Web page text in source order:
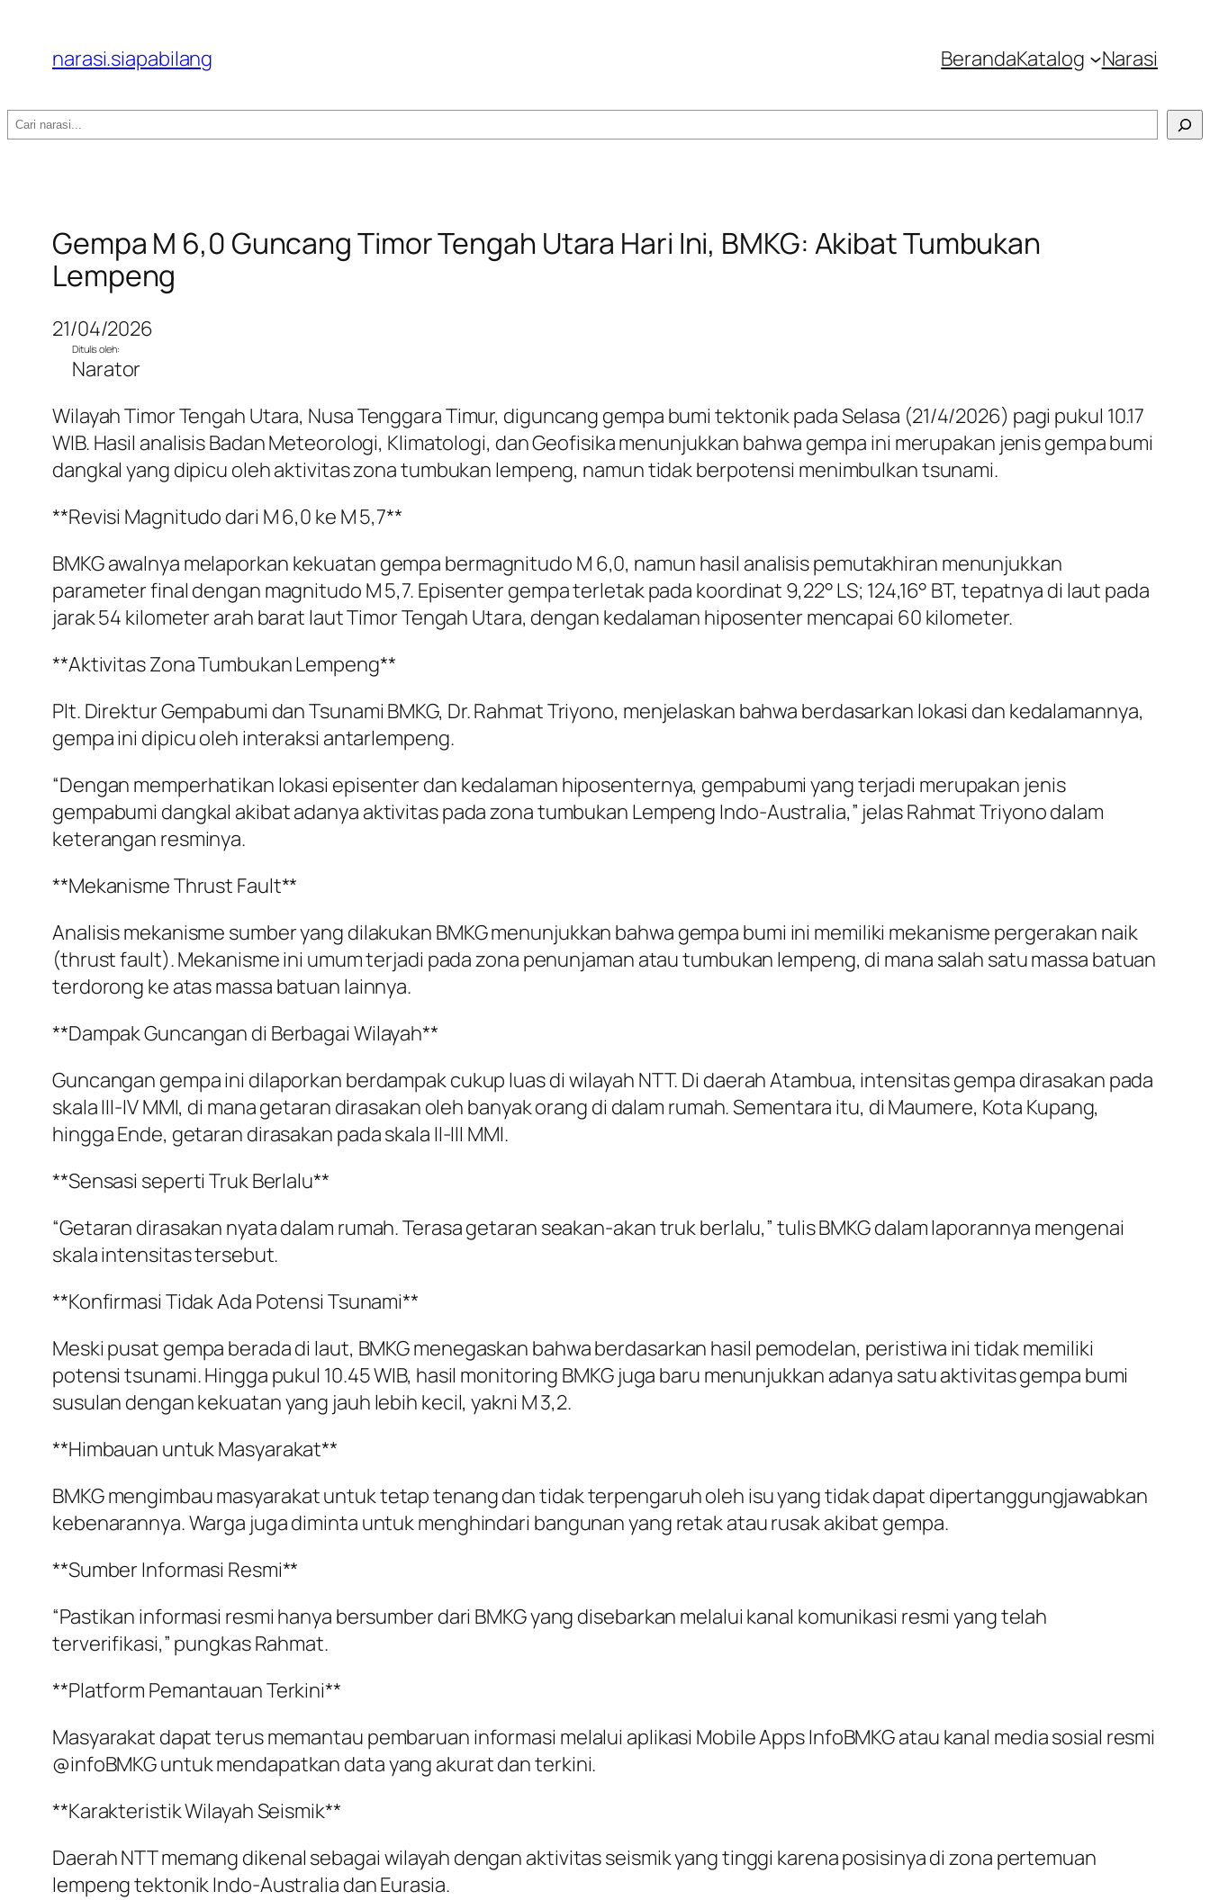
narasi.siapabilang BerandaKatalog Narasi
Search
Gempa M 6,0 Guncang Timor Tengah Utara Hari Ini, BMKG: Akibat Tumbukan
Lempeng
21/04/2026
Ditulis oleh:
Narator
Wilayah Timor Tengah Utara, Nusa Tenggara Timur, diguncang gempa bumi tektonik pada Selasa (21/4/2026) pagi pukul 10.17
WIB. Hasil analisis Badan Meteorologi, Klimatologi, dan Geofisika menunjukkan bahwa gempa ini merupakan jenis gempa bumi
dangkal yang dipicu oleh aktivitas zona tumbukan lempeng, namun tidak berpotensi menimbulkan tsunami.
**Revisi Magnitudo dari M 6,0 ke M 5,7**
BMKG awalnya melaporkan kekuatan gempa bermagnitudo M 6,0, namun hasil analisis pemutakhiran menunjukkan
parameter final dengan magnitudo M 5,7. Episenter gempa terletak pada koordinat 9,22° LS; 124,16° BT, tepatnya di laut pada
jarak 54 kilometer arah barat laut Timor Tengah Utara, dengan kedalaman hiposenter mencapai 60 kilometer.
**Aktivitas Zona Tumbukan Lempeng**
Plt. Direktur Gempabumi dan Tsunami BMKG, Dr. Rahmat Triyono, menjelaskan bahwa berdasarkan lokasi dan kedalamannya,
gempa ini dipicu oleh interaksi antarlempeng.
“Dengan memperhatikan lokasi episenter dan kedalaman hiposenternya, gempabumi yang terjadi merupakan jenis
gempabumi dangkal akibat adanya aktivitas pada zona tumbukan Lempeng Indo-Australia,” jelas Rahmat Triyono dalam
keterangan resminya.
**Mekanisme Thrust Fault**
Analisis mekanisme sumber yang dilakukan BMKG menunjukkan bahwa gempa bumi ini memiliki mekanisme pergerakan naik
(thrust fault). Mekanisme ini umum terjadi pada zona penunjaman atau tumbukan lempeng, di mana salah satu massa batuan
terdorong ke atas massa batuan lainnya.
**Dampak Guncangan di Berbagai Wilayah**
Guncangan gempa ini dilaporkan berdampak cukup luas di wilayah NTT. Di daerah Atambua, intensitas gempa dirasakan pada
skala III-IV MMI, di mana getaran dirasakan oleh banyak orang di dalam rumah. Sementara itu, di Maumere, Kota Kupang,
hingga Ende, getaran dirasakan pada skala II-III MMI.
**Sensasi seperti Truk Berlalu**
“Getaran dirasakan nyata dalam rumah. Terasa getaran seakan-akan truk berlalu,” tulis BMKG dalam laporannya mengenai
skala intensitas tersebut.
**Konfirmasi Tidak Ada Potensi Tsunami**
Meski pusat gempa berada di laut, BMKG menegaskan bahwa berdasarkan hasil pemodelan, peristiwa ini tidak memiliki
potensi tsunami. Hingga pukul 10.45 WIB, hasil monitoring BMKG juga baru menunjukkan adanya satu aktivitas gempa bumi
susulan dengan kekuatan yang jauh lebih kecil, yakni M 3,2.
**Himbauan untuk Masyarakat**
BMKG mengimbau masyarakat untuk tetap tenang dan tidak terpengaruh oleh isu yang tidak dapat dipertanggungjawabkan
kebenarannya. Warga juga diminta untuk menghindari bangunan yang retak atau rusak akibat gempa.
**Sumber Informasi Resmi**
“Pastikan informasi resmi hanya bersumber dari BMKG yang disebarkan melalui kanal komunikasi resmi yang telah
terverifikasi,” pungkas Rahmat.
**Platform Pemantauan Terkini**
Masyarakat dapat terus memantau pembaruan informasi melalui aplikasi Mobile Apps InfoBMKG atau kanal media sosial resmi
@infoBMKG untuk mendapatkan data yang akurat dan terkini.
**Karakteristik Wilayah Seismik**
Daerah NTT memang dikenal sebagai wilayah dengan aktivitas seismik yang tinggi karena posisinya di zona pertemuan
lempeng tektonik Indo-Australia dan Eurasia.